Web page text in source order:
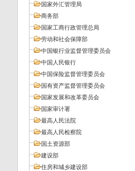
国家外汇管理局
商务部
国家工商行政管理总局
劳动和社会保障部
中国银行业监督管理委员会
中国人民银行
中国保险监督管理委员会
国有资产监督管理委员会
国家发展和改革委员会
国家审计署
最高人民法院
最高人民检察院
国土资源部
建设部
住房和城乡建设部